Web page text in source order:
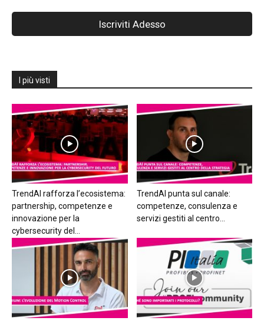
I più visti
TrendAI rafforza l’ecosistema:
partnership, competenze e
innovazione per la
cybersecurity del...
TrendAI punta sul canale:
competenze, consulenza e
servizi gestiti al centro...